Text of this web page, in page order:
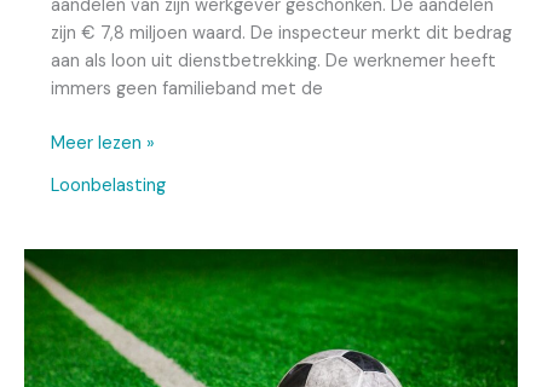
aandelen van zijn werkgever geschonken. De aandelen
zijn € 7,8 miljoen waard. De inspecteur merkt dit bedrag
aan als loon uit dienstbetrekking. De werknemer heeft
immers geen familieband met de
Meer lezen »
Loonbelasting
voor
werknemers
zijn
loon